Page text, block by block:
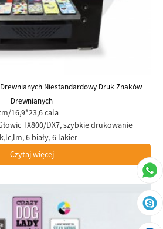
Niestandardowy Druk Znaków
Drewnianych
16,9*23,6 cala
TX800/DX7, szybkie drukowanie
6 biały, 6 lakier
Czytaj więcej